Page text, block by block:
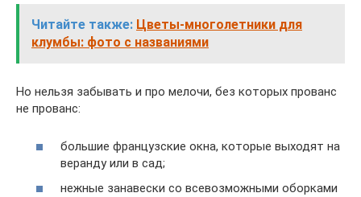
Читайте также: Цветы-многолетники для
клумбы: фото с названиями
Но нельзя забывать и про мелочи, без которых прованс
не прованс:
большие французские окна, которые выходят на
веранду или в сад;
нежные занавески со всевозможными оборками